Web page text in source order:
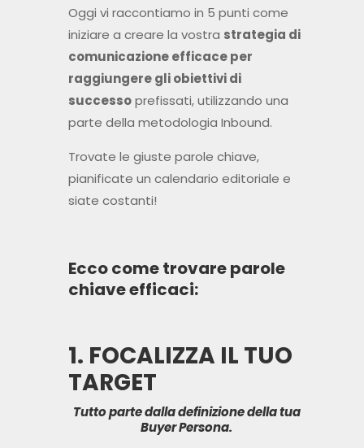
Oggi vi raccontiamo in 5 punti come
iniziare a creare la vostra strategia di
comunicazione efficace per
raggiungere gli obiettivi di
successoprefissati, utilizzando una
parte della metodologia Inbound.
Trovate le giuste parole chiave,
pianificate un calendario editoriale e
siate costanti!
Ecco come trovare parole
chiave efficaci:
1. FOCALIZZA IL TUO
TARGET
Tutto parte dalla definizione della tua
Buyer Persona.